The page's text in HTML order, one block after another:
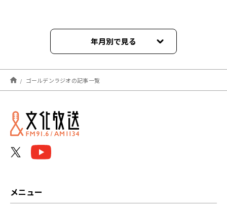
年月別で見る
2026年08月
2026年07月
2026年06月
ゴールデンラジオの記事一覧
メニュー